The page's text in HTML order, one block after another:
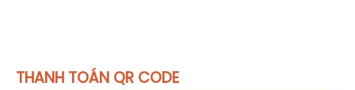
THANH TOÁN QR CODE